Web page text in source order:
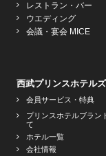
レストラン・バー
ウエディング
会議・宴会 MICE
西武プリンスホテル
会員サービス・特典
プリンスホテルブラン
て
ホテル一覧
会社情報